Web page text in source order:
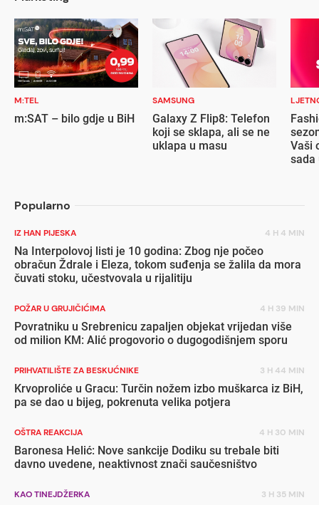
M:TEL
m:SAT – bilo gdje u BiH
SAMSUNG
Galaxy Z Flip8: Telefon
koji se sklapa, ali se ne
uklapa u masu
Vaši
sada
Popularno
IZ HAN PIJESKA 4 H 4 MIN
Na Interpolovoj listi je 10 godina: Zbog nje počeo
obračun Ždrale i Eleza, tokom suđenja se žalila da mora
čuvati stoku, učestvovala u rijalitiju
POŽAR U GRUJIČIĆIMA 4 H 39 MIN
Povratniku u Srebrenicu zapaljen objekat vrijedan više
od milion KM: Alić progovorio o dugogodišnjem sporu
PRIHVATILIŠTE ZA BESKUĆNIKE 3 H 44 MIN
Krvoproliće u Gracu: Turčin nožem izbo muškarca iz BiH,
pa se dao u bijeg, pokrenuta velika potjera
OŠTRA REAKCIJA 4 H 30 MIN
Baronesa Helić: Nove sankcije Dodiku su trebale biti
davno uvedene, neaktivnost znači saučesništvo
KAO TINEJDŽERKA 3 H 35 MIN